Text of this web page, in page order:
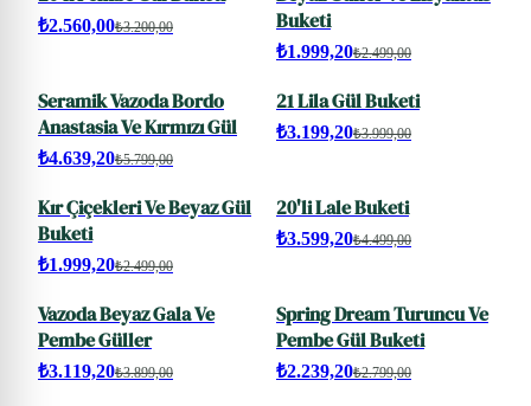
SALE
₺2.560,00₺3.200,00
SALE
Buketi
₺1.999,20₺2.499,00
SALE
Seramik Vazoda Bordo
Anastasia Ve Kırmızı Gül
₺4.639,20₺5.799,00
SALE
21 Lila Gül Buketi
₺3.199,20₺3.999,00
SALE
Kır Çiçekleri Ve Beyaz Gül
Buketi
₺1.999,20₺2.499,00
SALE
20'li Lale Buketi
₺3.599,20₺4.499,00
SALE
Vazoda Beyaz Gala Ve
Pembe Güller
₺3.119,20₺3.899,00
SALE
Spring Dream Turuncu Ve
Pembe Gül Buketi
₺2.239,20₺2.799,00